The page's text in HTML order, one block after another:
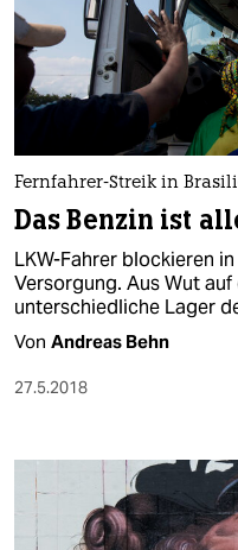
Fernfahrer-Streik in
Das Benzin ist
LKW-Fahrer blockieren
Versorgung. Aus Wut
unterschiedliche Lager
Von Andreas Behn
27.5.2018